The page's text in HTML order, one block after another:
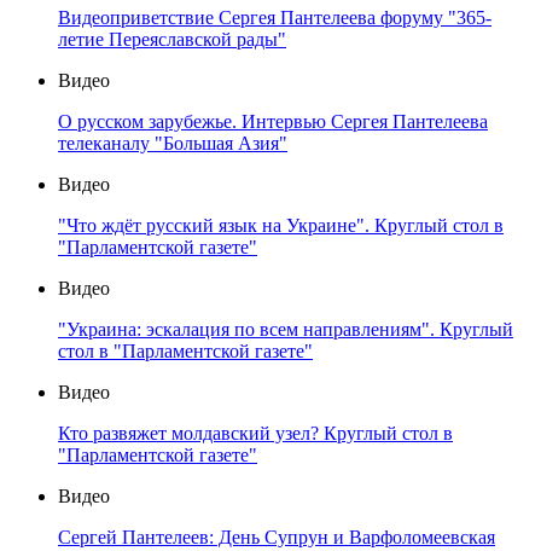
Видеоприветствие Сергея Пантелеева форуму "365-
летие Переяславской рады"
Видео
О русском зарубежье. Интервью Сергея Пантелеева
телеканалу "Большая Азия"
Видео
"Что ждёт русский язык на Украине". Круглый стол в
"Парламентской газете"
Видео
"Украина: эскалация по всем направлениям". Круглый
стол в "Парламентской газете"
Видео
Кто развяжет молдавский узел? Круглый стол в
"Парламентской газете"
Видео
Сергей Пантелеев: День Супрун и Варфоломеевская